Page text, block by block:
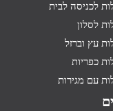
לכניסה לבית
לסלון
עץ וברזל
כפריות
עם מגירות